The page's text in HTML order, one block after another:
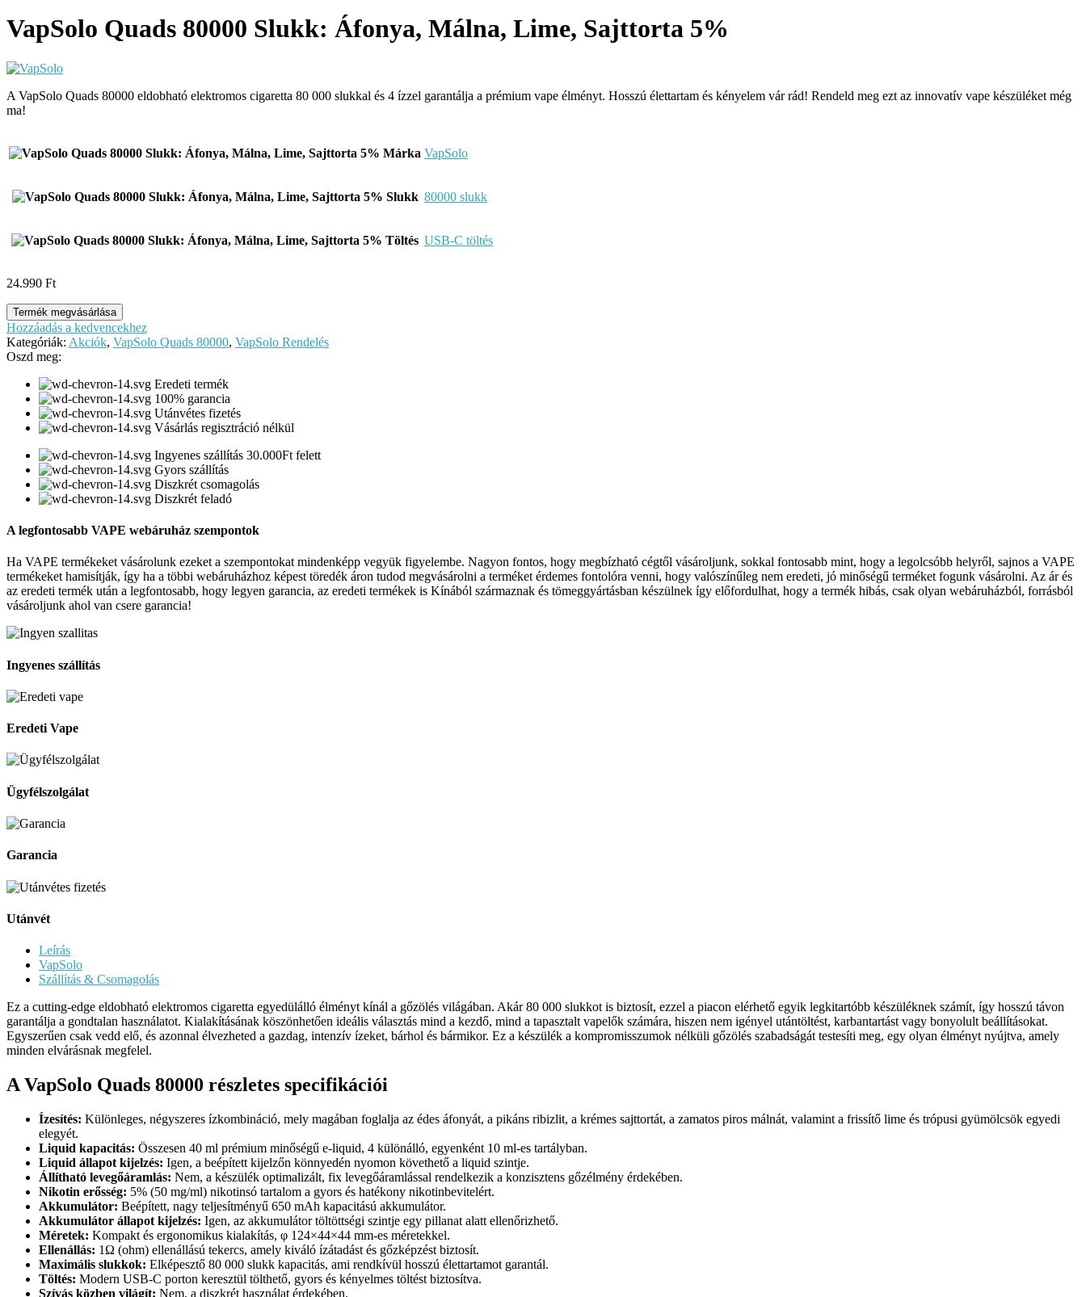
VapSolo Quads 80000 Slukk: Áfonya, Málna, Lime, Sajttorta 5%
A VapSolo Quads 80000 eldobható elektromos cigaretta 80 000 slukkal és 4 ízzel garantálja a prémium vape élményt. Hosszú élettartam és kényelem vár rád! Rendeld meg ezt az innovatív vape készüléket még
ma!
Márka VapSolo
Slukk 80000 slukk
Töltés USB-C töltés
24.990 Ft
Termék megvásárlása
Hozzáadás a kedvencekhez
Kategóriák: Akciók, VapSolo Quads 80000, VapSolo Rendelés
Oszd meg:
Eredeti termék
100% garancia
Utánvétes fizetés
Vásárlás regisztráció nélkül
Ingyenes szállítás 30.000Ft felett
Gyors szállítás
Diszkrét csomagolás
Diszkrét feladó
A legfontosabb VAPE webáruház szempontok
Ha VAPE termékeket vásárolunk ezeket a szempontokat mindenképp vegyük figyelembe. Nagyon fontos, hogy megbízható cégtől vásároljunk, sokkal fontosabb mint, hogy a legolcsóbb helyről, sajnos a VAPE
termékeket hamisítják, így ha a többi webáruházhoz képest töredék áron tudod megvásárolni a terméket érdemes fontolóra venni, hogy valószínűleg nem eredeti, jó minőségű terméket fogunk vásárolni. Az ár és
az eredeti termék után a legfontosabb, hogy legyen garancia, az eredeti termékek is Kínából származnak és tömeggyártásban készülnek így előfordulhat, hogy a termék hibás, csak olyan webáruházból, forrásból
vásároljunk ahol van csere garancia!
Ingyenes szállítás
Eredeti Vape
Ügyfélszolgálat
Garancia
Utánvét
Leírás
VapSolo
Szállítás & Csomagolás
Ez a cutting-edge eldobható elektromos cigaretta egyedülálló élményt kínál a gőzölés világában. Akár 80 000 slukkot is biztosít, ezzel a piacon elérhető egyik legkitartóbb készüléknek számít, így hosszú távon
garantálja a gondtalan használatot. Kialakításának köszönhetően ideális választás mind a kezdő, mind a tapasztalt vapelők számára, hiszen nem igényel utántöltést, karbantartást vagy bonyolult beállításokat.
Egyszerűen csak vedd elő, és azonnal élvezheted a gazdag, intenzív ízeket, bárhol és bármikor. Ez a készülék a kompromisszumok nélküli gőzölés szabadságát testesíti meg, egy olyan élményt nyújtva, amely
minden elvárásnak megfelel.
A VapSolo Quads 80000 részletes specifikációi
Ízesítés: Különleges, négyszeres ízkombináció, mely magában foglalja az édes áfonyát, a pikáns ribizlit, a krémes sajttortát, a zamatos piros málnát, valamint a frissítő lime és trópusi gyümölcsök egyedi
elegyét.
Liquid kapacitás: Összesen 40 ml prémium minőségű e-liquid, 4 különálló, egyenként 10 ml-es tartályban.
Liquid állapot kijelzés: Igen, a beépített kijelzőn könnyedén nyomon követhető a liquid szintje.
Állítható levegőáramlás: Nem, a készülék optimalizált, fix levegőáramlással rendelkezik a konzisztens gőzélmény érdekében.
Nikotin erősség: 5% (50 mg/ml) nikotinsó tartalom a gyors és hatékony nikotinbevitelért.
Akkumulátor: Beépített, nagy teljesítményű 650 mAh kapacitású akkumulátor.
Akkumulátor állapot kijelzés: Igen, az akkumulátor töltöttségi szintje egy pillanat alatt ellenőrizhető.
Méretek: Kompakt és ergonomikus kialakítás, φ 124×44×44 mm-es méretekkel.
Ellenállás: 1Ω (ohm) ellenállású tekercs, amely kiváló ízátadást és gőzképzést biztosít.
Maximális slukkok: Elképesztő 80 000 slukk kapacitás, ami rendkívül hosszú élettartamot garantál.
Töltés: Modern USB-C porton keresztül tölthető, gyors és kényelmes töltést biztosítva.
Szívás közben világít: Nem, a diszkrét használat érdekében.